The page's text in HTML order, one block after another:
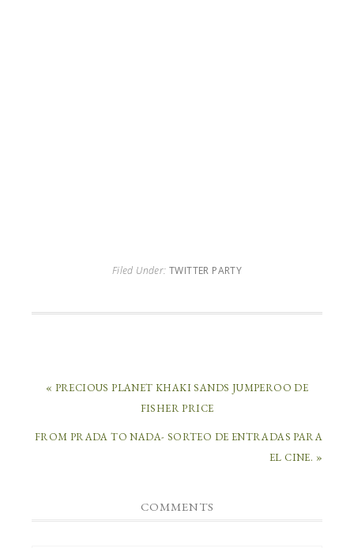
Filed Under: TWITTER PARTY
« PRECIOUS PLANET KHAKI SANDS JUMPEROO DE
FISHER PRICE
FROM PRADA TO NADA- SORTEO DE ENTRADAS PARA
EL CINE. »
COMMENTS